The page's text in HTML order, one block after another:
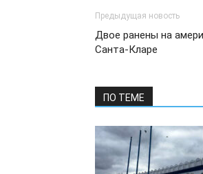
Предыдущая новость
Двое ранены на
Санта-Кларе
ПО ТЕМЕ